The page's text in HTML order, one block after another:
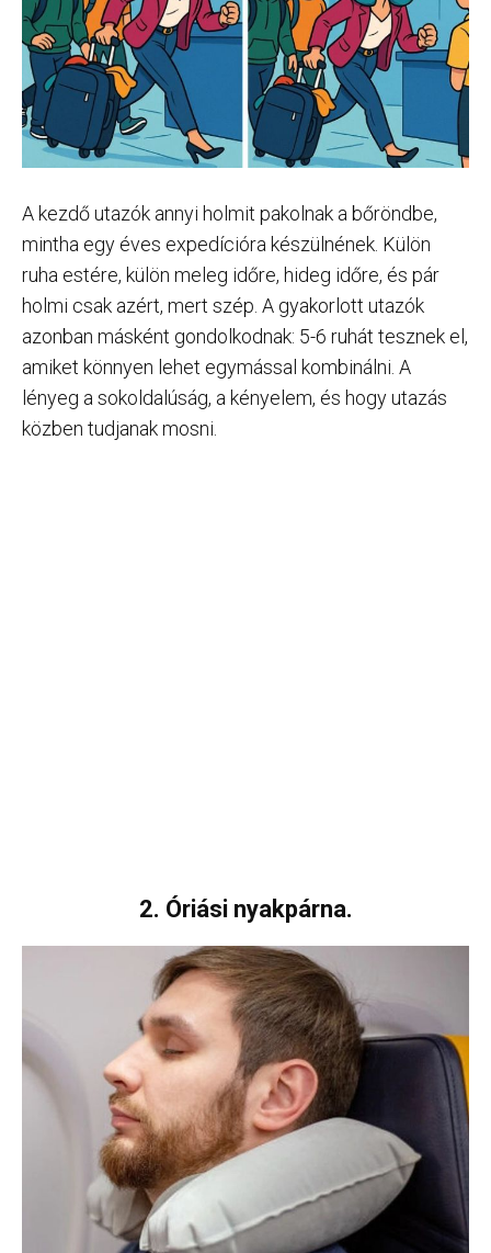
A kezdő utazók annyi holmit pakolnak a bőröndbe,
mintha egy éves expedícióra készülnének. Külön
ruha estére, külön meleg időre, hideg időre, és pár
holmi csak azért, mert szép. A gyakorlott utazók
azonban másként gondolkodnak: 5-6 ruhát tesznek el,
amiket könnyen lehet egymással kombinálni. A
lényeg a sokoldalúság, a kényelem, és hogy utazás
közben tudjanak mosni.
2. Óriási nyakpárna.